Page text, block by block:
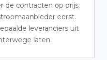
de contracten op prijs:
eerst.
leveranciers uit
laten.